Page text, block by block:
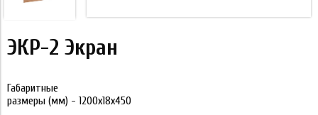
ЭКР-2 Экран
Габаритные
размеры (мм) - 1200х18х450